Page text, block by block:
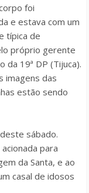
foi
e estava com um
típica de
próprio gerente
19ª DP (Tijuca).
imagens das
estão sendo
sábado.
para
da Santa, e ao
casal de idosos